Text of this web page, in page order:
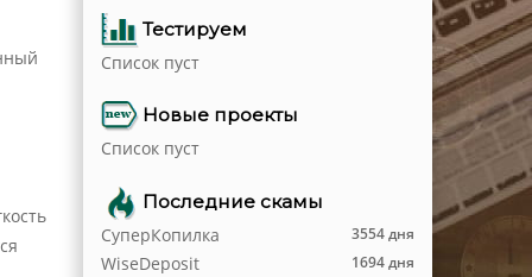
Тестируем
Список пуст
Новые проекты
Список пуст
Последние скамы
3554 дня
СуперКопилка
1694 дня
WiseDeposit